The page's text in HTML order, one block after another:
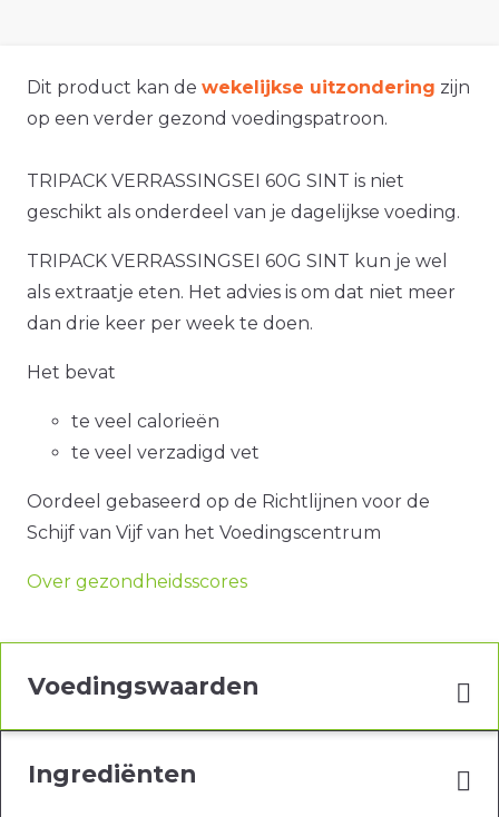
Dit product kan de wekelijkse uitzondering zijn
op een verder gezond voedingspatroon.
TRIPACK VERRASSINGSEI 60G SINT is niet
geschikt als onderdeel van je dagelijkse voeding.
TRIPACK VERRASSINGSEI 60G SINT kun je wel
als extraatje eten. Het advies is om dat niet meer
dan drie keer per week te doen.
Het bevat
te veel calorieën
te veel verzadigd vet
Oordeel gebaseerd op de Richtlijnen voor de
Schijf van Vijf van het Voedingscentrum
Over gezondheidsscores
Voedingswaarden
Ingrediënten